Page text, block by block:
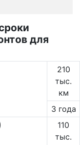
для
210
тыс.
км
3 года
110
тыс.